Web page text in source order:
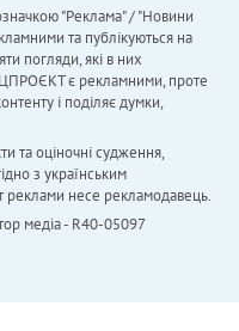
"Реклама" / "Новини
та публікуються на
погляди, які в них
є рекламними, проте
і поділяє думки,
та оціночні судження,
з українським
реклами несе рекламодавець.
медіа - R40-05097